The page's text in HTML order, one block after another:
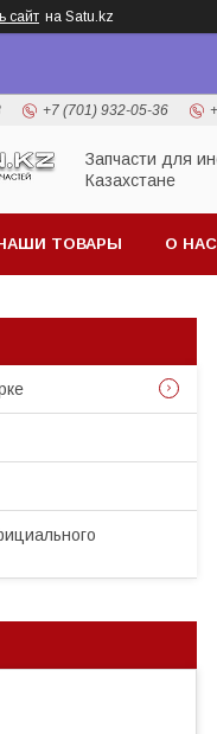
сайт на Satu.kz
+7 (701) 932-05-36
Запчасти для
Казахстане
ТОВАРЫ О НАС